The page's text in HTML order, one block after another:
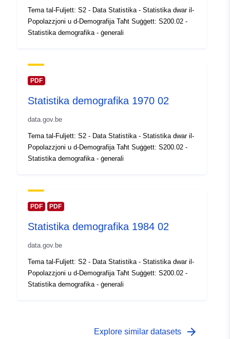
Katalgu:
14 February 2024
Aġġornat fuq data.europa.eu:
Spazjali:
Tip: Polygon
Identifikaturi: Q12653#ID
uriRef:
http://data.europa.eu/88u/dataset/
Aċċess:
Kopertura
temporali:
01 January 1969
Tema tal-Fuljett: S2 - Data Statistika - Statistika dwar il-
Popolazzjoni u d-Demografija Taħt Suġġett: S200.02 -
Statistika demografika - ġenerali
PDF
Statistika demografika 1970 02
data.gov.be
Tema tal-Fuljett: S2 - Data Statistika - Statistika dwar il-
Popolazzjoni u d-Demografija Taħt Suġġett: S200.02 -
Statistika demografika - ġenerali
PDF PDF
Statistika demografika 1984 02
data.gov.be
Tema tal-Fuljett: S2 - Data Statistika - Statistika dwar il-
Popolazzjoni u d-Demografija Taħt Suġġett: S200.02 -
Statistika demografika - ġenerali
Explore similar datasets arrow_forward